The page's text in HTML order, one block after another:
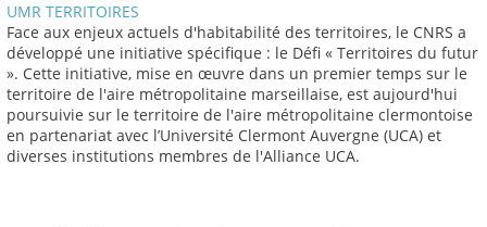
UMR TERRITOIRES
Face aux enjeux actuels d'habitabilité des territoires, le CNRS a
développé une initiative spécifique : le Défi « Territoires du futur
». Cette initiative, mise en œuvre dans un premier temps sur le
territoire de l'aire métropolitaine marseillaise, est aujourd'hui
poursuivie sur le territoire de l'aire métropolitaine clermontoise
en partenariat avec l’Université Clermont Auvergne (UCA) et
diverses institutions membres de l'Alliance UCA.